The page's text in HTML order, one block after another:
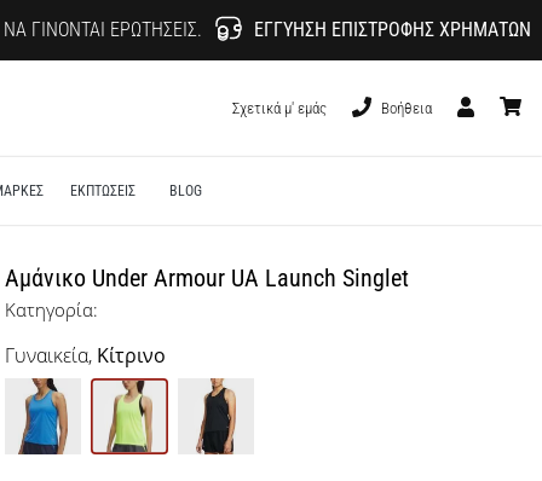
ΓΊΝΟΝΤΑΙ ΕΡΩΤΉΣΕΙΣ. ΕΓΓΎΗΣΗ ΕΠΙΣΤΡΟΦΉΣ ΧΡΗΜΆΤΩΝ
Σχετικά μ' εμάς
Βοήθεια
ΕΚΠΤΩΣΕΙΣ BLOG
Αμάνικο Under Armour UA Launch Singlet
Κατηγορία:
Γυναικεία, Κίτρινο